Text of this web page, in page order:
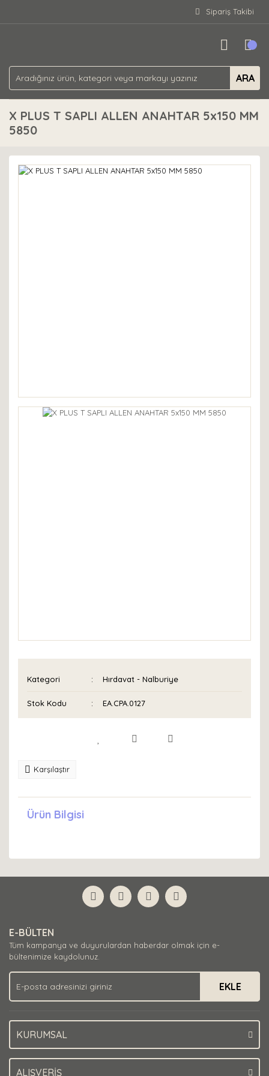
Sipariş Takibi
ARA
X PLUS T SAPLI ALLEN ANAHTAR 5x150 MM
5850
Kategori Hırdavat - Nalburiye
Stok Kodu EA.CPA.0127
Karşılaştır
Ürün Bilgisi
E-BÜLTEN
Tüm kampanya ve duyurulardan haberdar olmak için e-
bültenimize kaydolunuz.
EKLE
KURUMSAL
ALIŞVERİŞ